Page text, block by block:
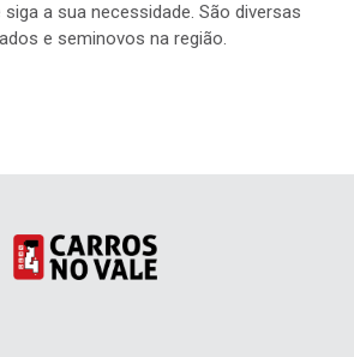
a sua necessidade. São diversas
e seminovos na região.